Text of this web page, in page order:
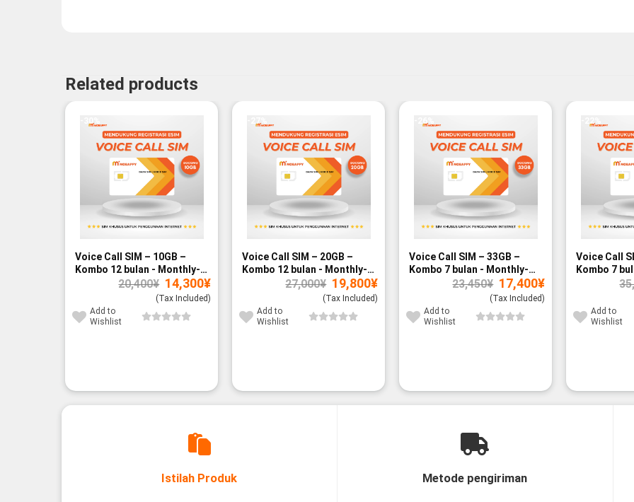
Related products
-30%
Voice Call SIM – 10GB –
Kombo 12 bulan - Monthly-
20,400¥ Original
price
was:
14,300¥Current
(Tax Included)
Add to
Wishlist
-27%
Voice Call SIM – 20GB –
Kombo 12 bulan - Monthly-
27,000¥ Original
price
was:
19,800¥Current
(Tax Included)
Add to
Wishlist
-26%
Voice Call SIM – 33GB –
Kombo 7 bulan - Monthly-
23,450¥ Original
price
was:
17,400¥Current
(Tax Included)
Add to
Wishlist
-22%
Voice Call
Kombo 7
Add to
Wishlist
Istilah Produk Metode pengiriman